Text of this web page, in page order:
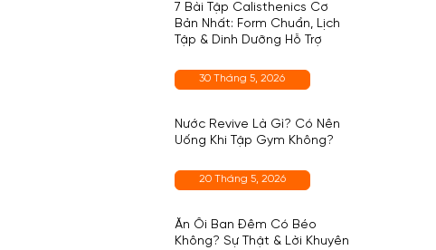
7 Bài Tập Calisthenics Cơ
Bản Nhất: Form Chuẩn, Lịch
Tập & Dinh Dưỡng Hỗ Trợ
30 Tháng 5, 2026
Nước Revive Là Gì? Có Nên
Uống Khi Tập Gym Không?
20 Tháng 5, 2026
Ăn Ổi Ban Đêm Có Béo
Không? Sự Thật & Lời Khuyên